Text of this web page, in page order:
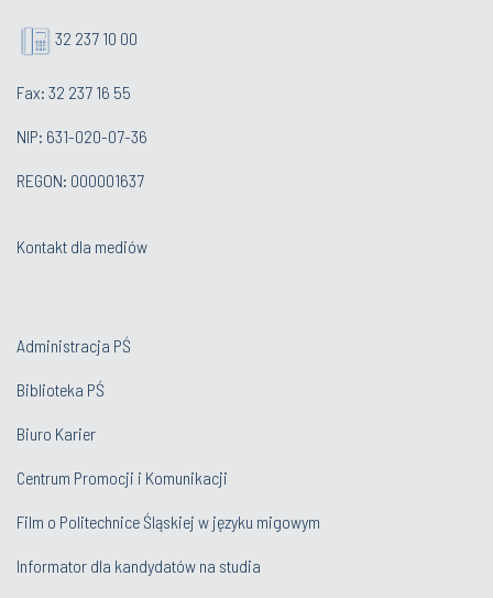
32 237 10 00
Fax: 32 237 16 55
NIP: 631-020-07-36
REGON: 000001637
Kontakt dla mediów
Administracja PŚ
Biblioteka PŚ
Biuro Karier
Centrum Promocji i Komunikacji
Film o Politechnice Śląskiej w języku migowym
Informator dla kandydatów na studia